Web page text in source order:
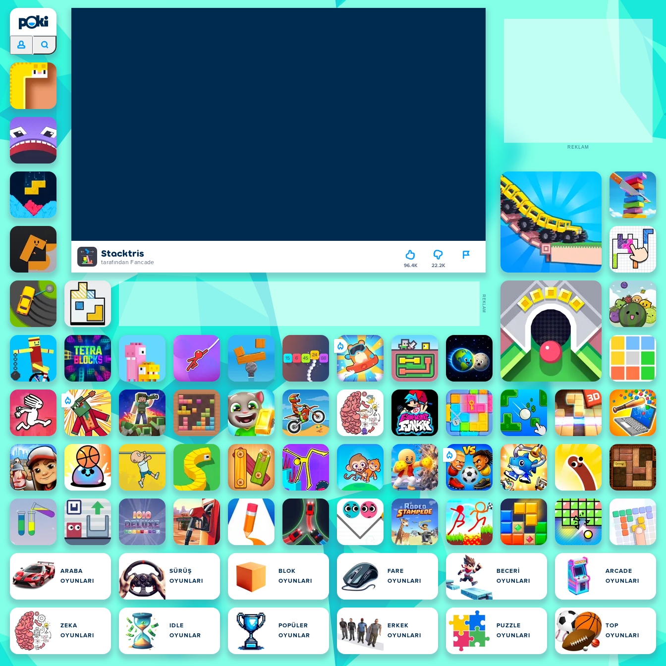
Stacktris
tarafından Fancade 96.4K 22.2K
ARABA
OYUNLARI
SÜRÜŞ
OYUNLARI
BLOK
OYUNLARI
FARE
OYUNLARI
BECERI
OYUNLARI
ARCADE
OYUNLARI
ZEKA
OYUNLARI
IDLE
OYUNLAR
POPÜLER
OYUNLAR
ERKEK
OYUNLARI
PUZZLE
OYUNLARI
TOP
OYUNLARI
REKLAM
REKLAM